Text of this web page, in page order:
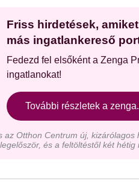
Friss hirdetések,
más ingatlankereső
Fedezd fel elsőként a Zenga
ingatlanokat!
További részletek a
az Otthon Centrum új,
és a feltöltéstől két